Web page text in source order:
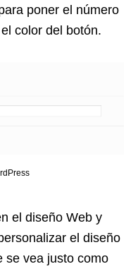
poner el número
color del botón.
el diseño Web y
el diseño
se vea justo como